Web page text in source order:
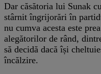
Dar căsătoria lui Sunak
stârnit îngrijorări în
nu cumva acesta este
alegătorilor de rând,
să decidă dacă își
încălzire.